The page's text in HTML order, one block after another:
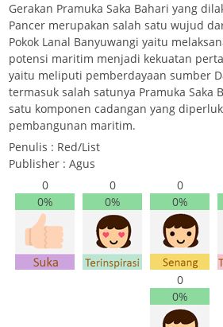
Gerakan Pramuka Saka Bahari yang
Pancer merupakan salah satu wujud
Pokok Lanal Banyuwangi yaitu
potensi maritim menjadi kekuatan
yaitu meliputi pemberdayaan sumber
termasuk salah satunya Pramuka Saka
satu komponen cadangan yang
pembangunan maritim.
Penulis : Red/List
Publisher : Agus
0
0%
0
0%
0
0%
0
0%